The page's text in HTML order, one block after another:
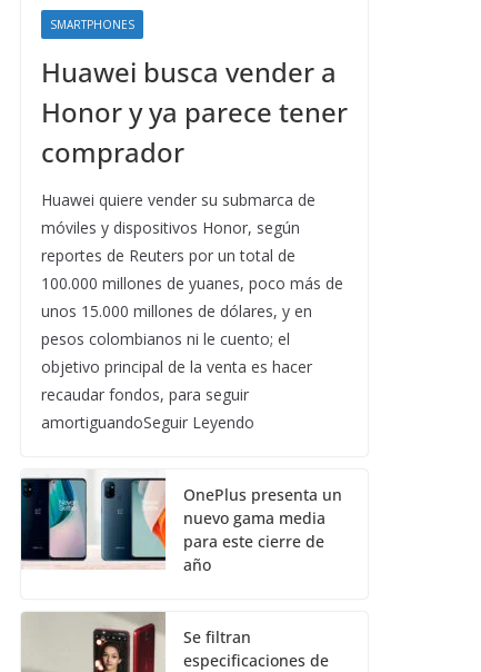
SMARTPHONES
Huawei busca vender a
Honor y ya parece tener
comprador
Huawei quiere vender su submarca de
móviles y dispositivos Honor, según
reportes de Reuters por un total de
100.000 millones de yuanes, poco más de
unos 15.000 millones de dólares, y en
pesos colombianos ni le cuento; el
objetivo principal de la venta es hacer
recaudar fondos, para seguir
amortiguandoSeguir Leyendo
OnePlus presenta un
nuevo gama media
para este cierre de
año
Se filtran
especificaciones de